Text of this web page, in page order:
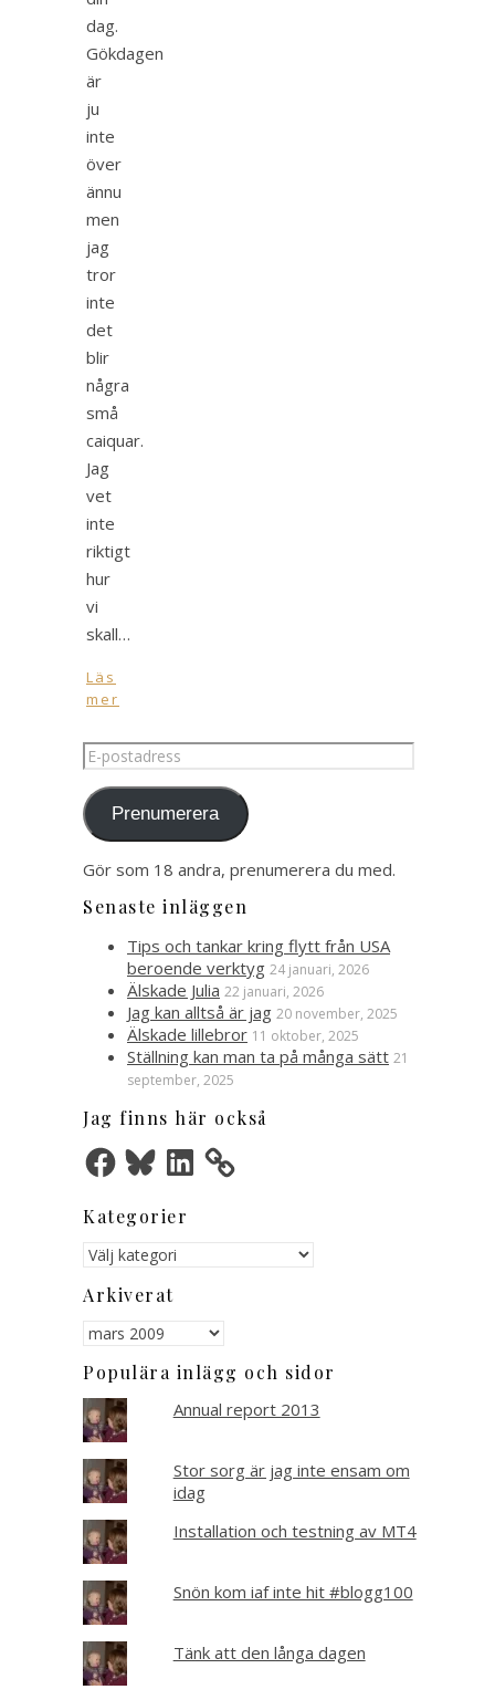
dag.
Gökdagen
är
ju
inte
över
ännu
men
jag
tror
inte
det
blir
några
små
caiquar.
Jag
vet
inte
riktigt
hur
vi
skall…
Läs
mer
E-
postadress
Prenumerera
Gör som 18 andra, prenumerera du med.
Senaste inläggen
Tips och tankar kring flytt från USA
beroende verktyg 24 januari, 2026
Älskade Julia 22 januari, 2026
Jag kan alltså är jag 20 november, 2025
Älskade lillebror 11 oktober, 2025
Ställning kan man ta på många sätt 21
september, 2025
Jag finns här också
FacebookBlueskyLinkedIn
Kategorier
Kategorier
Arkiverat
Arkiverat
Populära inlägg och sidor
Annual report 2013
Stor sorg är jag inte ensam om
idag
Installation och testning av MT4
Snön kom iaf inte hit #blogg100
Tänk att den långa dagen